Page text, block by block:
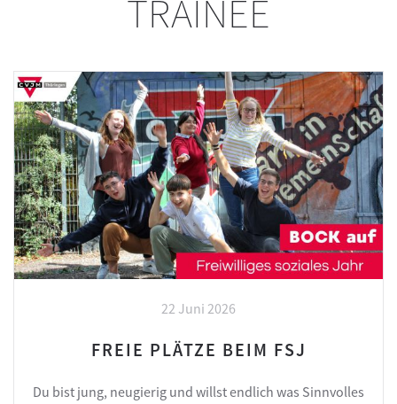
TRAINEE
22 Juni 2026
FREIE PLÄTZE BEIM FSJ
Du bist jung, neugierig und willst endlich was Sinnvolles